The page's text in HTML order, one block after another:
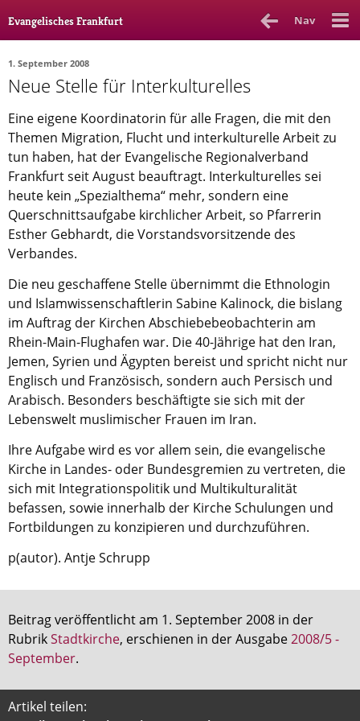
Evangelisches Frankfurt Nav
Rubrik Ausgabe Autor_in
Bücher & Filme
Ethik
Gott & Glauben
Kultur
Lebenslagen
Meinungen
Menschen
Stadtkirche
Aktuelle Printausgabe
Oktober 2017
Download
Informationen
Aus (nicht nur) Frankfurter Blogs
Videos
Impressum
Hinweis
Diese Website wurde am 28. November 2017
archiviert. Neues Online-Angebot:
1. September 2008
Neue Stelle für Interkulturelles
Eine eigene Koordinatorin für alle Fragen, die mit den
Themen Migration, Flucht und interkulturelle Arbeit zu
tun haben, hat der Evangelische Regionalverband
Frankfurt seit August beauftragt. Interkulturelles sei
heute kein „Spezialthema“ mehr, sondern eine
Querschnittsaufgabe kirchlicher Arbeit, so Pfarrerin
Esther Gebhardt, die Vorstandsvorsitzende des
Verbandes.
Die neu geschaffene Stelle übernimmt die Ethnologin
und Islamwissenschaftlerin Sabine Kalinock, die bislang
im Auftrag der Kirchen Abschiebebeobachterin am
Rhein-Main-Flughafen war. Die 40-Jährige hat den Iran,
Jemen, Syrien und Ägypten bereist und spricht nicht nur
Englisch und Französisch, sondern auch Persisch und
Arabisch. Besonders beschäftigte sie sich mit der
Lebenswelt muslimischer Frauen im Iran.
Ihre Aufgabe wird es vor allem sein, die evangelische
Kirche in Landes- oder Bundesgremien zu vertreten, die
sich mit Integrationspolitik und Multikulturalität
befassen, sowie innerhalb der Kirche Schulungen und
Fortbildungen zu konzipieren und durchzuführen.
p(autor). Antje Schrupp
Beitrag veröffentlicht am 1. September 2008 in der
RubrikStadtkirche, erschienen in der Ausgabe2008/5 -
September.
Artikel teilen: